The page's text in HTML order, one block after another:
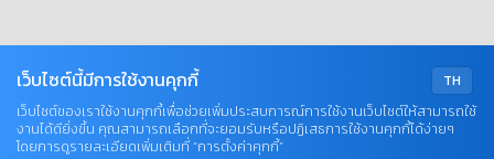
© COPYRIGHT 2026 AME IMAGINATIVE COMPANY LIMITED
TH
เว็บไซต์นี้มีการใช้งานคุกกี้
เว็บไซต์ของเราใช้งานคุกกี้เพื่อช่วยเพิ่มประสบการณ์การใช้งานเว็บไซต์ให้สามารถใช้
งานได้ดียิ่งขึ้น คุณสามารถเลือกที่จะยอมรับหรือปฏิเสธการใช้งานคุกกี้ได้ง่ายๆ
โดยการดูรายละเอียดเพิ่มเติมที่ “การตั้งค่าคุกกี้”